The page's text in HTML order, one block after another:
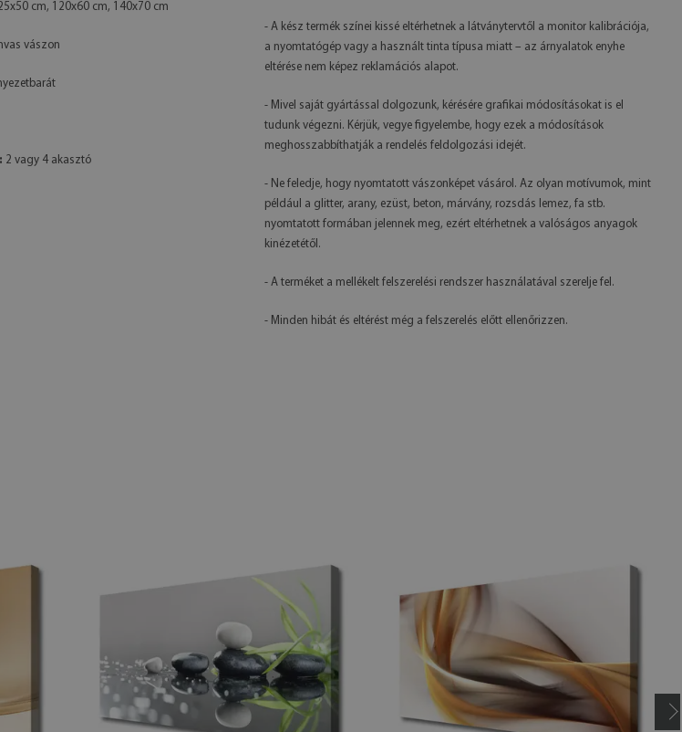
cm, 120x60 cm, 140x70 cm
vászon
2 vagy 4 akasztó
- A kész termék színei kissé eltérhetnek a látványtervtől a monitor kalibrációja,
a nyomtatógép vagy a használt tinta típusa miatt – az árnyalatok enyhe
eltérése nem képez reklamációs alapot.
- Mivel saját gyártással dolgozunk, kérésére grafikai módosításokat is el
tudunk végezni. Kérjük, vegye figyelembe, hogy ezek a módosítások
meghosszabbíthatják a rendelés feldolgozási idejét.
- Ne feledje, hogy nyomtatott vászonképet vásárol. Az olyan motívumok, mint
például a glitter, arany, ezüst, beton, márvány, rozsdás lemez, fa stb.
nyomtatott formában jelennek meg, ezért eltérhetnek a valóságos anyagok
kinézetétől.
- A terméket a mellékelt felszerelési rendszer használatával szerelje fel.
- Minden hibát és eltérést még a felszerelés előtt ellenőrizzen.